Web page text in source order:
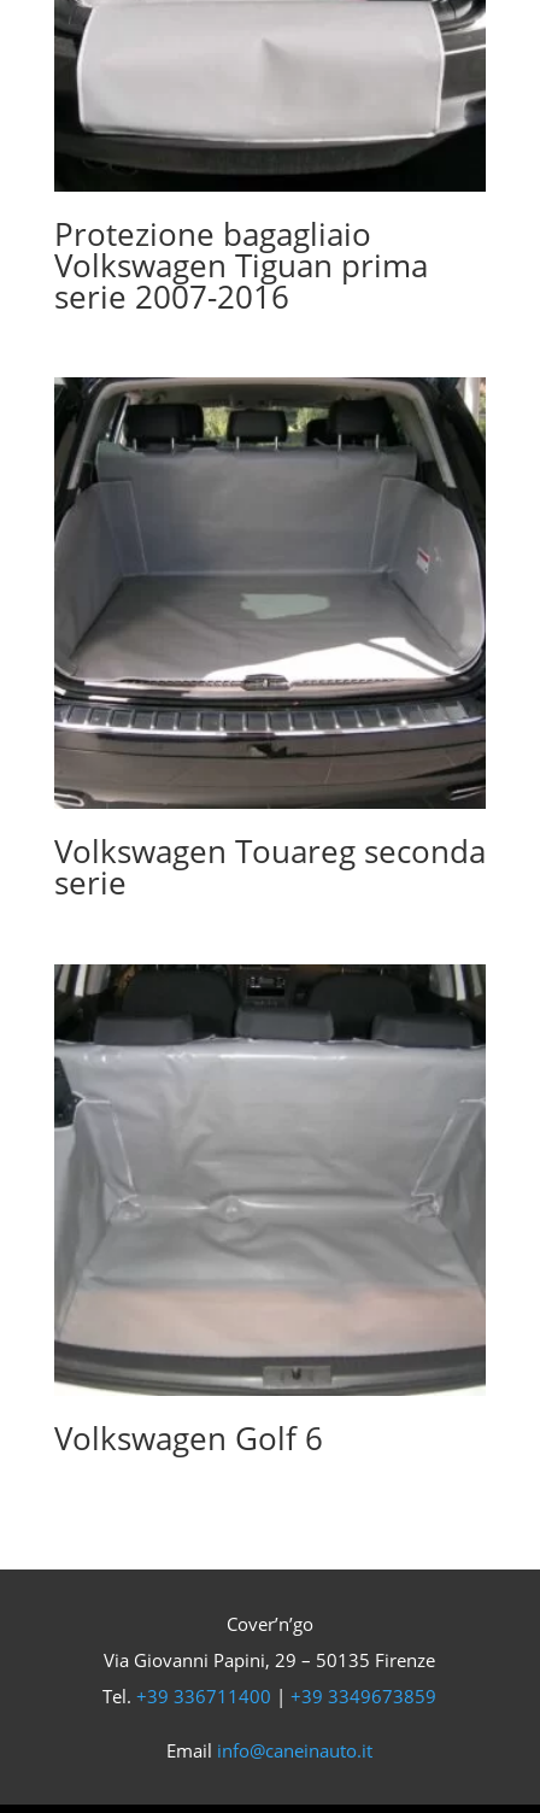
Protezione bagagliaio
Volkswagen Tiguan prima
serie 2007-2016
Volkswagen Touareg seconda
serie
Volkswagen Golf 6
Cover’n’go
Via Giovanni Papini, 29 – 50135 Firenze
Tel.+39 336711400 |+39 3349673859
Email info@caneinauto.it